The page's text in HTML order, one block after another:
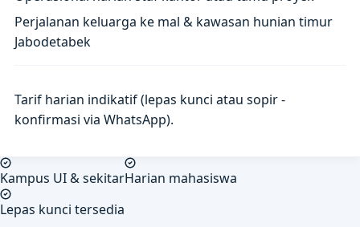
Perjalanan keluarga ke mal & kawasan hunian timur
Jabodetabek
Tarif harian indikatif (lepas kunci atau sopir -
konfirmasi via WhatsApp).
Kampus UI & sekitarHarian mahasiswa
Lepas kunci tersedia